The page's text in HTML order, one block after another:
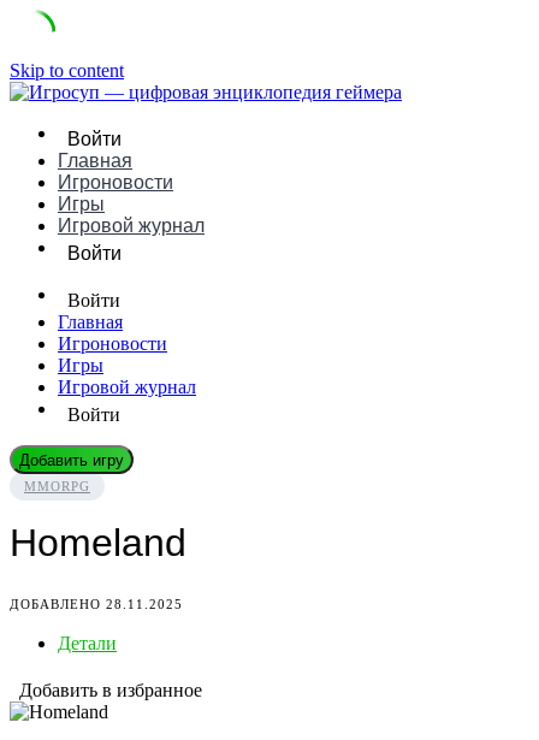
Skip to content
Войти
Главная
Игроновости
Игры
Игровой журнал
Войти
Войти
Главная
Игроновости
Игры
Игровой журнал
Войти
Добавить игру
MMORPG
Homeland
ДОБАВЛЕНО 28.11.2025
Детали
Добавить в избранное